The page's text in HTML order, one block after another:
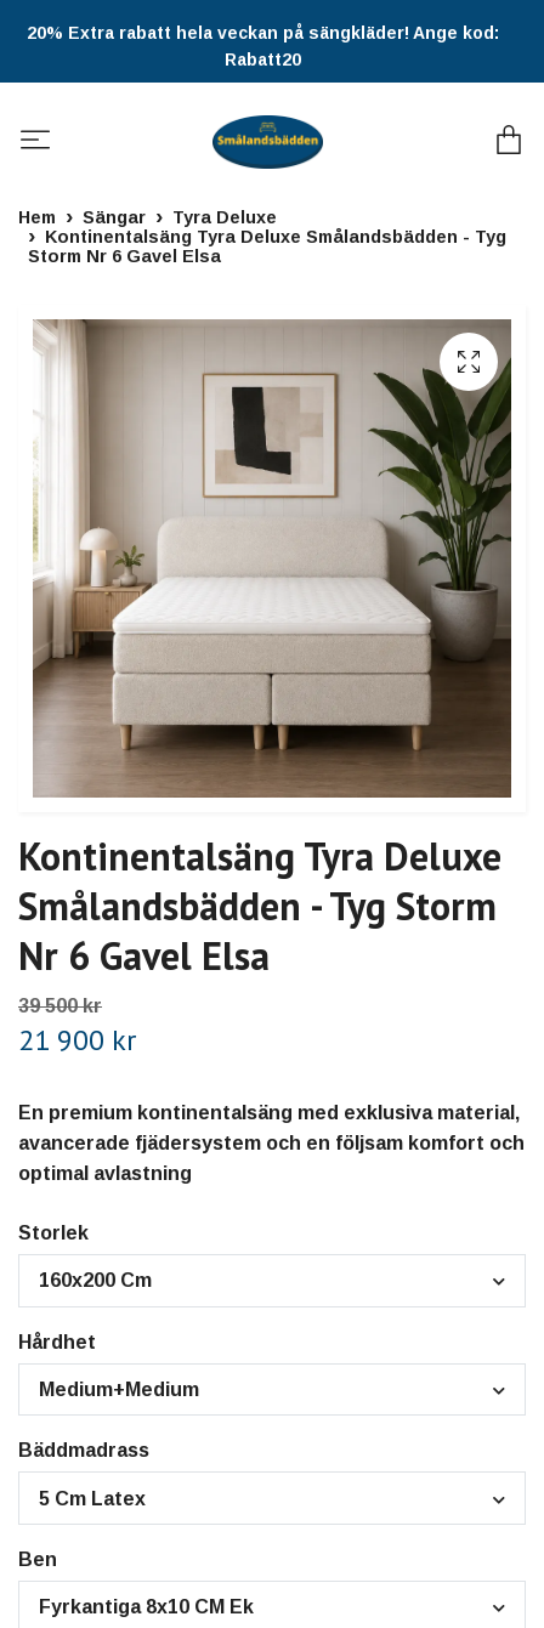
20% Extra rabatt hela veckan på sängkläder! Ange kod:
Rabatt20
Hem Sängar
Tyra Deluxe
Kontinentalsäng Tyra Deluxe Smålandsbädden - Tyg
Storm Nr 6 Gavel Elsa
Kontinentalsäng Tyra Deluxe
Smålandsbädden - Tyg Storm
Nr 6 Gavel Elsa
39 500 kr
21 900 kr
En premium kontinentalsäng med exklusiva material,
avancerade fjädersystem och en följsam komfort och
optimal avlastning
Storlek
160x200 Cm
Hårdhet
Medium+Medium
Bäddmadrass
5 Cm Latex
Ben
Fyrkantiga 8x10 CM Ek